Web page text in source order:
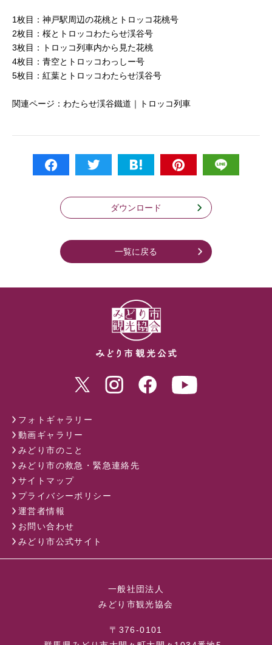
1枚目：神戸駅周辺の花桃とトロッコ花桃号
2枚目：桜とトロッコわたらせ渓谷号
3枚目：トロッコ列車内から見た花桃
4枚目：青空とトロッコわっしー号
5枚目：紅葉とトロッコわたらせ渓谷号
関連ページ： わたらせ渓谷鐵道｜トロッコ列車
ダウンロード
一覧に戻る
フォトギャラリー
動画ギャラリー
みどり市のこと
みどり市の救急・緊急連絡先
サイトマップ
プライバシーポリシー
運営者情報
お問い合わせ
みどり市公式サイト
一般社団法人
みどり市観光協会
〒376-0101